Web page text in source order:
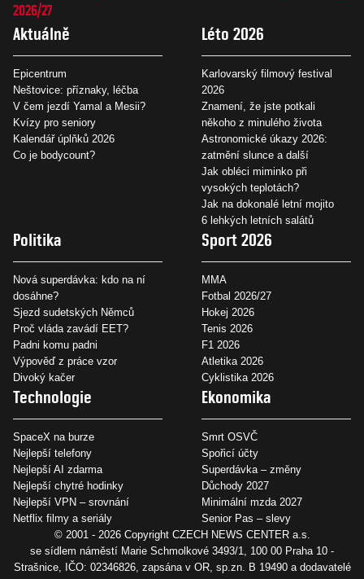
2026/27
Aktuálně
Epicentrum
Neštovice: příznaky, léčba
V čem jezdí Yamal a Mesii?
Kvízy pro seniory
Kalendář úplňků 2026
Co je bodycount?
Léto 2026
Karlovarský filmový festival
2026
Znamení, že jste potkali
někoho z minulého života
Astronomické úkazy 2026:
zatmění slunce a další
Jak obléci miminko při
vysokých teplotách?
Jak na dokonalé letní mojito
6 lehkých letních salátů
Politika
Nová superdávka: kdo na ní
dosáhne?
Sjezd sudetských Němců
Proč vláda zavádí EET?
Padni komu padni
Výpověď z práce vzor
Divoký kačer
Sport 2026
MMA
Fotbal 2026/27
Hokej 2026
Tenis 2026
F1 2026
Atletika 2026
Cyklistika 2026
Technologie
SpaceX na burze
Nejlepší telefony
Nejlepší AI zdarma
Nejlepší chytré hodinky
Nejlepší VPN – srovnání
Netflix filmy a seriály
Ekonomika
Smrt OSVČ
Spořicí účty
Superdávka – změny
Důchody 2027
Minimální mzda 2027
Senior Pas – slevy
© 2001 - 2026 Copyright CZECH NEWS CENTER a.s.
se sídlem náměstí Marie Schmolkové 3493/1, 100 00 Praha 10 -
Strašnice, IČO: 02346826, zapsána v OR, sp.zn. B 19490 a dodavatelé